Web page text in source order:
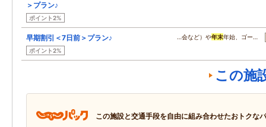
＞プラン♪
ポイント2%
早期割引＜7日前＞プラン♪
ポイント2%
…会など）や年末年始、ゴー…
この施
この施設と交通手段を自由に組み合わせたおトクな